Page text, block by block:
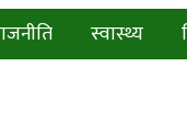
स्वास्थ्य